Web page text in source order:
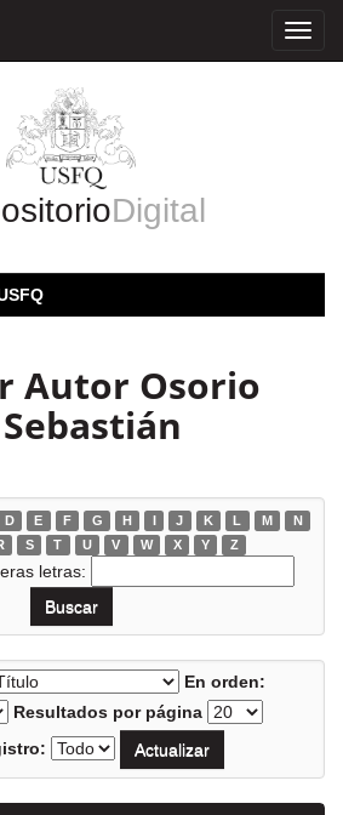
Digital
Autor Osorio
D E F G H I J K L M
N
S T U V W X Y Z
letras:
En orden:
Resultados por página